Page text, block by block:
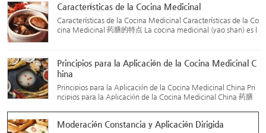
i...
Características de la Cocina Medicinal
Características de la Cocina Medicinal Características de la Co
cina Medicinal 药膳的特点 La cocina medicinal (yao shan) es l
c...
Principios para la Aplicación de la Cocina Medicinal C
hina
Principios para la Aplicación de la Cocina Medicinal China Pri
ncipios para la Aplicación de la Cocina Medicinal China 药膳
Moderación Constancia y Aplicación Dirigida